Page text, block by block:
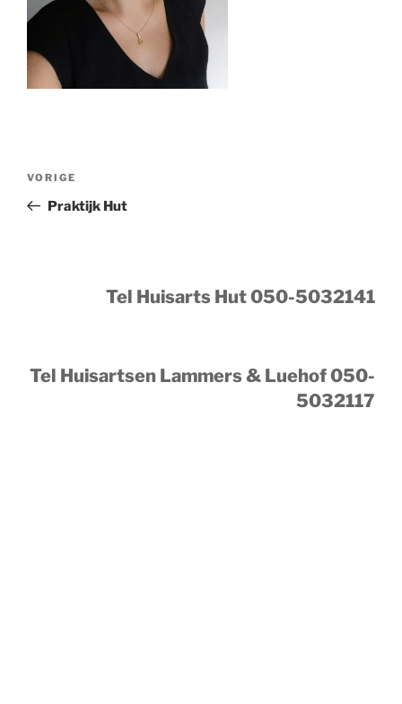
Bericht
Vorig
bericht
VORIGE
Praktijk Hut
Tel Huisarts Hut 050-5032141
Tel Huisartsen Lammers & Luehof 050-
5032117